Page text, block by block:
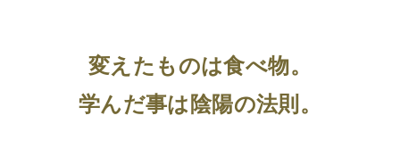
変えたものは食べ物。
学んだ事は陰陽の法則。